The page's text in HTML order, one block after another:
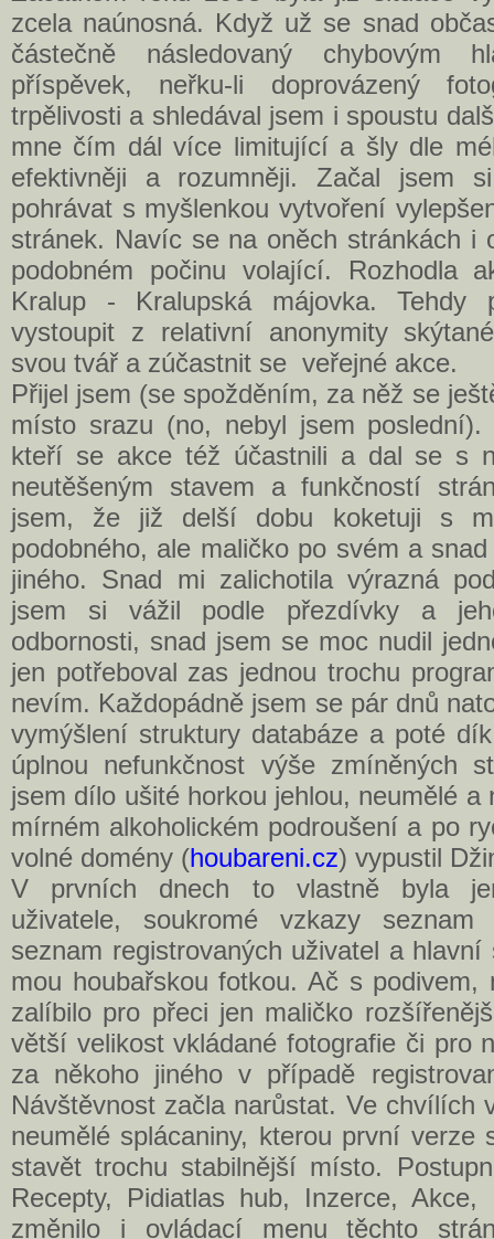
zcela naúnosná. Když už se snad
částečně následovaný chybovým
příspěvek, neřku-li doprovázený
trpělivosti a shledával jsem i spoustu
mne čím dál více limitující a šly dle
efektivněji a rozumněji. Začal jsem
pohrávat s myšlenkou vytvoření
stránek. Navíc se na oněch stránkách i
podobném počinu volající. Rozhodla
Kralup - Kralupská májovka.
vystoupit z relativní anonymity
svou tvář a zúčastnit se veřejné akce.
Přijel jsem (se spožděním, za něž se
místo srazu (no, nebyl jsem
kteří se akce též účastnili a dal se s
neutěšeným stavem a funkčností
jsem, že již delší dobu koketuji s
podobného, ale maličko po svém a
jiného. Snad mi zalichotila výrazná
jsem si vážil podle přezdívky a
odbornosti, snad jsem se moc nudil
jen potřeboval zas jednou trochu
nevím. Každopádně jsem se pár dnů
vymýšlení struktury databáze a poté
úplnou nefunkčnost výše zmíněných
jsem dílo ušité horkou jehlou, neumělé a
mírném alkoholickém podroušení a po
volné domény (houbareni.cz) vypustil
V prvních dnech to vlastně byla
uživatele, soukromé vzkazy seznam
seznam registrovaných uživatel a
mou houbařskou fotkou. Ač s podivem,
zalíbilo pro přeci jen maličko
větší velikost vkládané fotografie či pro
za někoho jiného v případě
Návštěvnost začla narůstat. Ve chvílích
neumělé splácaniny, kterou první verze
stavět trochu stabilnější místo.
Recepty, Pidiatlas hub, Inzerce,
změnilo i ovládací menu těchto